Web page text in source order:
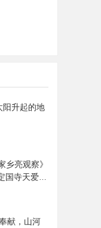
阳升起的地
乡亮观察》
国寺天爱家
献，山河